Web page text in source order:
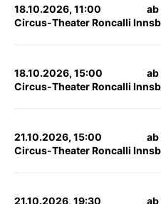
18.10.2026, 11:00
Circus-Theater Roncalli
18.10.2026, 15:00
Circus-Theater Roncalli
21.10.2026, 15:00
Circus-Theater Roncalli
21.10.2026, 19:30